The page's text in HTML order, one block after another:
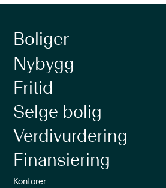
Boliger
Nybygg
Fritid
Selge bolig
Verdivurdering
Finansiering
Kontorer